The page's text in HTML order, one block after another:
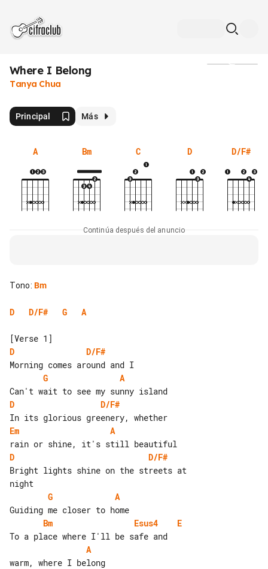
Where I Belong
Tanya Chua
Principal Más
A Bm C D D/F#
Continúa después del anuncio
Tono: Bm
D D/F# G A
D
D/F#
G
A
D
D/F#
Em
A
D
D/F#
Bright lights shine on the streets at
G
A
Bm
Esus4
E
A
warm, where I belong